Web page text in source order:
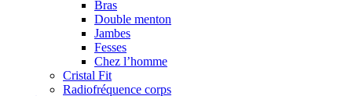
Bras
Double menton
Jambes
Fesses
Chez l’homme
Cristal Fit
Radiofréquence corps